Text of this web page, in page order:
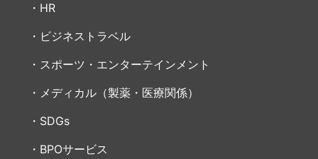
HR
ビジネストラベル
スポーツ・エンターテインメント
メディカル（製薬・医療関係）
SDGs
BPOサービス